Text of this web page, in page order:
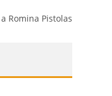
Romina Pistolas